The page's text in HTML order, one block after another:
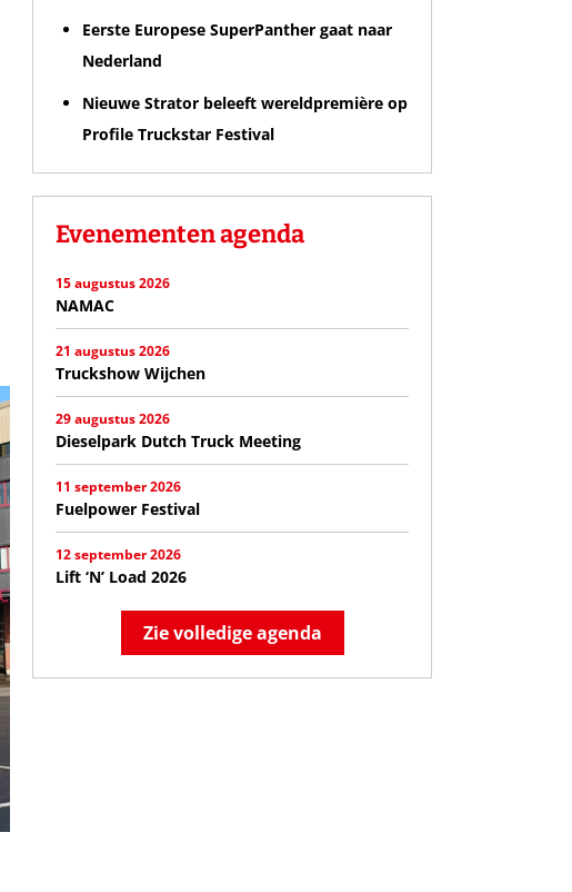
Eerste Europese SuperPanther gaat naar
Nederland
Nieuwe Strator beleeft wereldpremière op
Profile Truckstar Festival
Evenementen agenda
15 augustus 2026
NAMAC
21 augustus 2026
Truckshow Wijchen
29 augustus 2026
Dieselpark Dutch Truck Meeting
11 september 2026
Fuelpower Festival
12 september 2026
Lift ‘N’ Load 2026
Zie volledige agenda